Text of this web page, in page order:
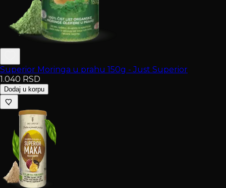
Superior Moringa u prahu 150g - Just Superior
1.040 RSD
Dodaj u korpu